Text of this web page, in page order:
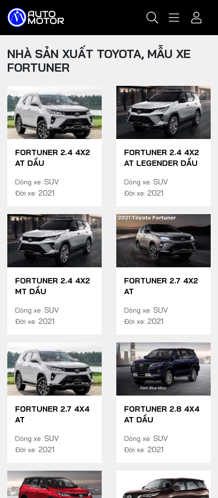
NHÀ SẢN XUẤT TOYOTA, MẪU XE
FORTUNER
FORTUNER 2.4 4X2
AT DẦU
Dòng xe: SUV
Đời xe: 2021
FORTUNER 2.4 4X2
AT LEGENDER DẦU
Dòng xe: SUV
Đời xe: 2021
FORTUNER 2.4 4X2
MT DẦU
Dòng xe: SUV
Đời xe: 2021
FORTUNER 2.7 4X2
AT
Dòng xe: SUV
Đời xe: 2021
FORTUNER 2.7 4X4
AT
Dòng xe: SUV
Đời xe: 2021
FORTUNER 2.8 4X4
AT DẦU
Dòng xe: SUV
Đời xe: 2021